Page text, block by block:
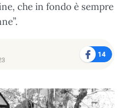
che in fondo è sempre
14